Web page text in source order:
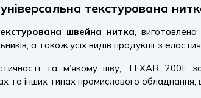
текстурована
швейна нитка,
а також усіх видів продукції з
та м’якому шву, TEXAR
та інших типах промислового